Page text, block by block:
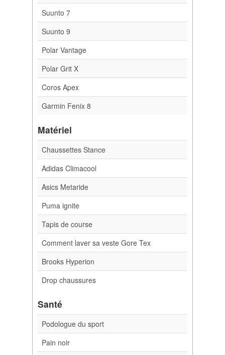
Suunto 7
Suunto 9
Polar Vantage
Polar Grit X
Coros Apex
Garmin Fenix 8
Matériel
Chaussettes Stance
Adidas Climacool
Asics Metaride
Puma ignite
Tapis de course
Comment laver sa veste Gore Tex
Brooks Hyperion
Drop chaussures
Santé
Podologue du sport
Pain noir